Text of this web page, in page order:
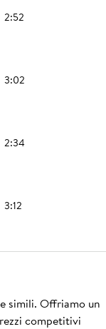
2:52
3:02
2:34
3:12
simili. Offriamo un
competitivi